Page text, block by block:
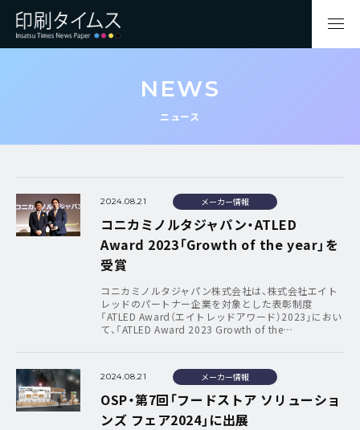
NEWS
ニュース
2024.08.21 メーカー情報
コニカミノルタジャパン・ATLED
Award 2023「Growth of the year」を
受賞
コニカミノルタジャパン株式会社は、株式会社エイト
レッドのパートナー企業を対象とした表彰制度
「ATLED Award（エイトレッドアワード）2023」におい
て、「ATLED Award 2023 Growth of the…
2024.08.21 メーカー情報
OSP・第7回「フードストア ソリューショ
ンズ フェア2024」に出展